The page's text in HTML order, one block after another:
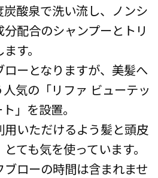
酸泉で洗い流し、ノンシ
配合のシャンプーとトリ
す。
ーとなりますが、美髪へ
気の「リファ ビューテッ
」を設置。
いただけるよう髪と頭皮
ても気を使っています。
ブローの時間は含まれませ